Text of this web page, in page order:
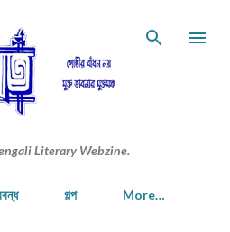
Literary Webzine.
গল্প More…